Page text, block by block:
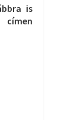
is
címen